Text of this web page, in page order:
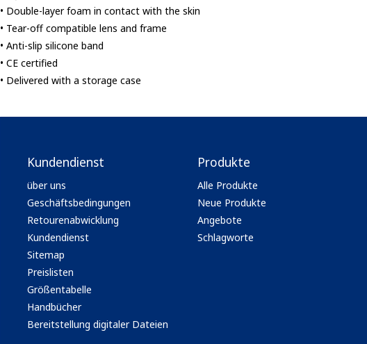
• Double-layer foam in contact with the skin
• Tear-off compatible lens and frame
• Anti-slip silicone band
• CE certified
• Delivered with a storage case
Kundendienst
über uns
Geschäftsbedingungen
Retourenabwicklung
Kundendienst
Sitemap
Preislisten
Größentabelle
Handbücher
Bereitstellung digitaler Dateien
Produkte
Alle Produkte
Neue Produkte
Angebote
Schlagworte